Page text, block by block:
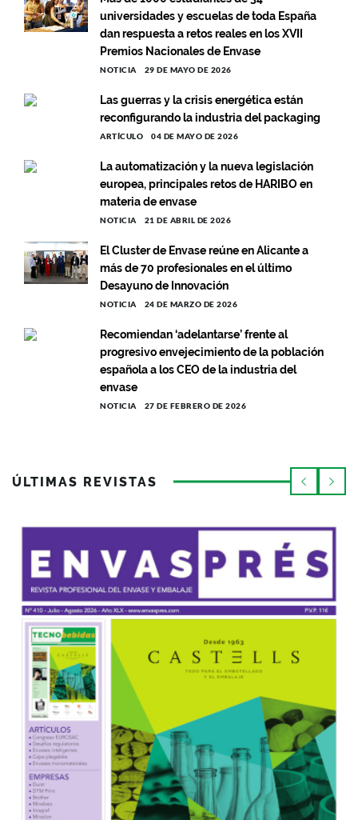
universidades y escuelas de toda España
dan respuesta a retos reales en los XVII
Premios Nacionales de Envase
NOTICIA 29 DE MAYO DE 2026
Las guerras y la crisis energética están
reconfigurando la industria del packaging
ARTÍCULO 04 DE MAYO DE 2026
La automatización y la nueva legislación
europea, principales retos de HARIBO en
materia de envase
NOTICIA 21 DE ABRIL DE 2026
El Cluster de Envase reúne en Alicante a
más de 70 profesionales en el último
Desayuno de Innovación
NOTICIA 24 DE MARZO DE 2026
Recomiendan ‘adelantarse’ frente al
progresivo envejecimiento de la población
española a los CEO de la industria del
envase ‎
NOTICIA 27 DE FEBRERO DE 2026
ÚLTIMAS REVISTAS